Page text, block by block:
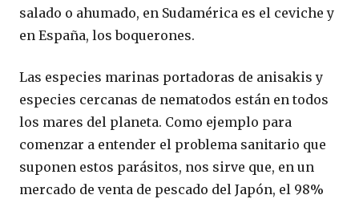
salado o ahumado, en Sudamérica es el ceviche y
en España, los boquerones.
Las especies marinas portadoras de anisakis y
especies cercanas de nematodos están en todos
los mares del planeta. Como ejemplo para
comenzar a entender el problema sanitario que
suponen estos parásitos, nos sirve que, en un
mercado de venta de pescado del Japón, el 98%